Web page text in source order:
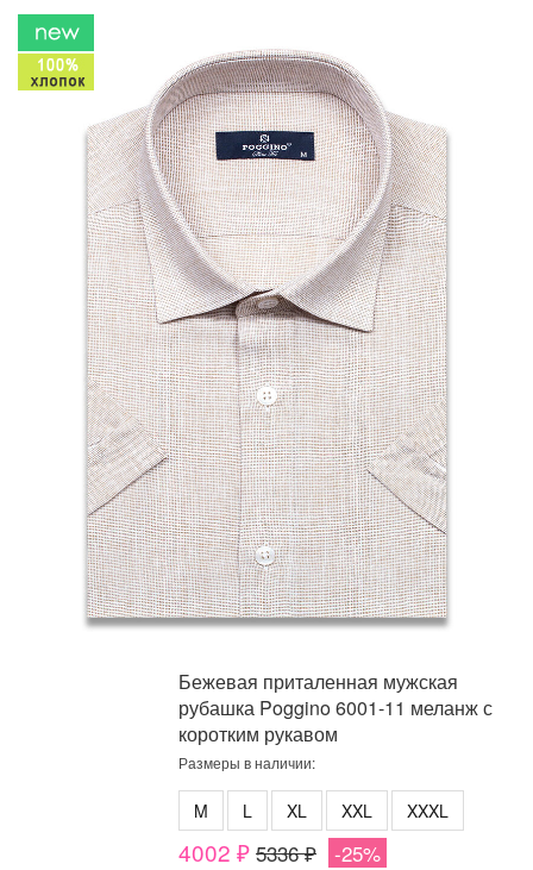
Бежевая приталенная мужская
рубашка Poggino 6001-11 меланж с
коротким рукавом
Размеры в наличии:
M L XL XXL XXXL
4002 ₽ 5336 ₽ -25%